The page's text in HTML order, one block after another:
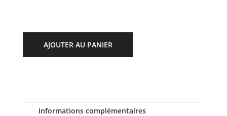
AJOUTER AU PANIER
Informations complémentaires